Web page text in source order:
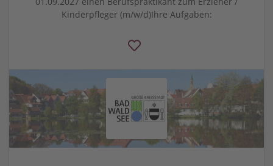
Kinderpfleger (m/w/d)Ihre Aufgaben: